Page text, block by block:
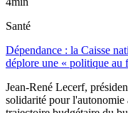
Santé
Dépendance : la Caisse
déplore une « politique au
Jean-René Lecerf,
solidarité pour l'autonomie